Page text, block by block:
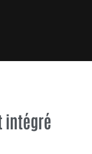
intégré